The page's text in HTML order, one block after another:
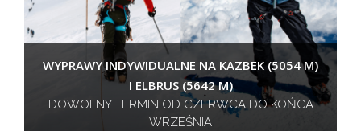
WYPRAWY INDYWIDUALNE NA KAZBEK (5054 M)
I ELBRUS (5642 M)
DOWOLNY TERMIN OD CZERWCA DO KOŃCA
WRZEŚNIA